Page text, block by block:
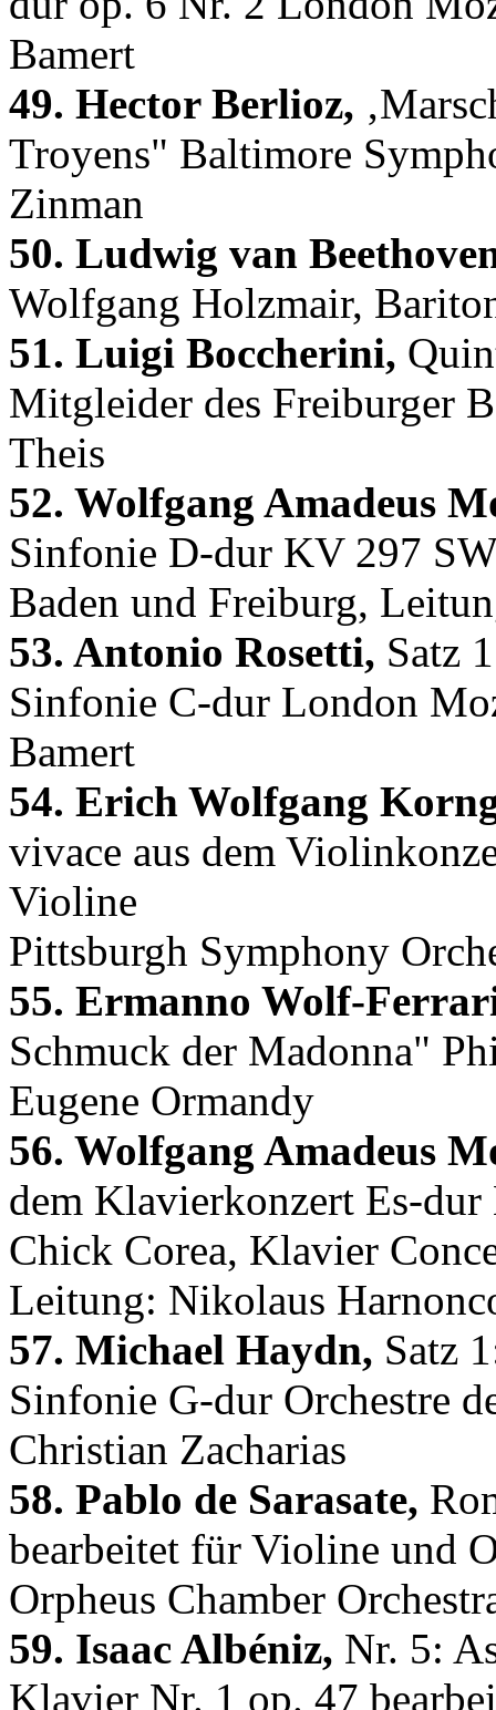
Bamert
49. Hector Berlioz,
Troyens" Baltimore
Zinman
50. Ludwig van
Wolfgang Holzmair,
51. Luigi Boccherini,
Mitgleider des Freiburger
Theis
52. Wolfgang Amadeus
Sinfonie D-dur KV 297
Baden und Freiburg,
53. Antonio Rosetti, Satz
Sinfonie C-dur London
Bamert
54. Erich Wolfgang
vivace aus dem
Violine
Pittsburgh Symphony
55. Ermanno Wolf-
Schmuck der Madonna"
Eugene Ormandy
56. Wolfgang Amadeus
dem Klavierkonzert Es-
Chick Corea, Klavier
Leitung: Nikolaus
57. Michael Haydn, Satz
Sinfonie G-dur Orchestre
Christian Zacharias
58. Pablo de Sarasate,
bearbeitet für Violine und
Orpheus Chamber
59. Isaac Albéniz, Nr. 5:
Klavier Nr. 1 op. 47